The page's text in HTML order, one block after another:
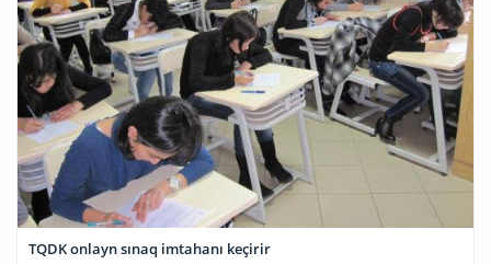
TQDK onlayn sınaq imtahanı keçirir